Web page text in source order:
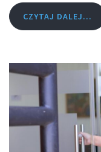
CZYTAJ DALEJ...